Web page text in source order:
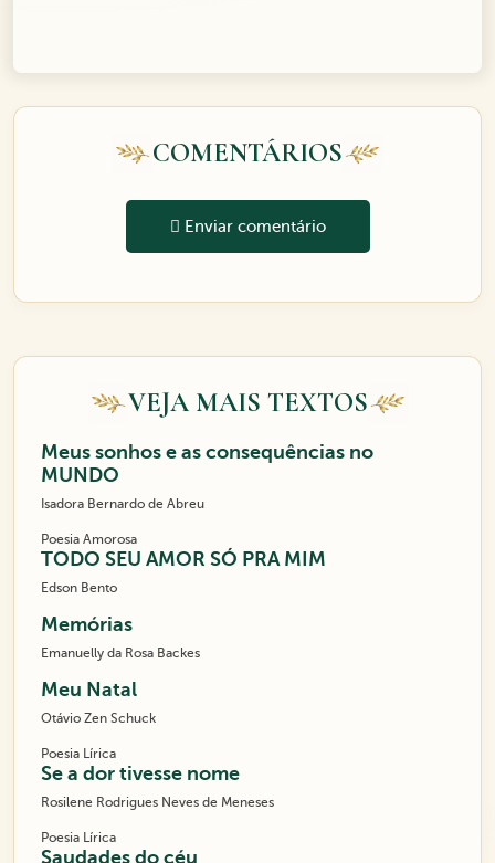
COMENTÁRIOS
Enviar comentário
VEJA MAIS TEXTOS
Meus sonhos e as consequências no
MUNDO
Isadora Bernardo de Abreu
Poesia Amorosa
TODO SEU AMOR SÓ PRA MIM
Edson Bento
Memórias
Emanuelly da Rosa Backes
Meu Natal
Otávio Zen Schuck
Poesia Lírica
Se a dor tivesse nome
Rosilene Rodrigues Neves de Meneses
Poesia Lírica
Saudades do céu